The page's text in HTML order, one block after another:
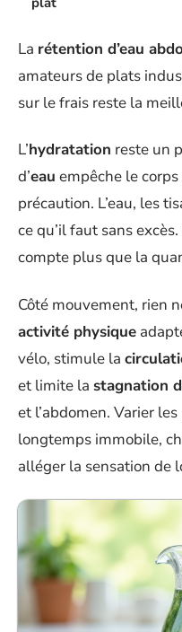
La rétention d’eau
amateurs de plats
sur le frais reste la
L’hydratation reste un
d’eau empêche le
précaution. L’eau, les
ce qu’il faut sans
compte plus que la
Côté mouvement, rien
activité physique
vélo, stimule la
et limite la stagnation
et l’abdomen. Varier
longtemps immobile,
alléger la sensation de